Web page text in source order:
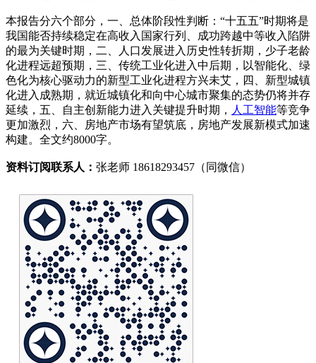
本报告分六个部分，一、总体阶段性判断：“十五五”时期将是
我国能否持续稳定在高收入国家行列、成功跨越中等收入陷阱
的最为关键时期，二、人口发展进入历史性转折期，少子老龄
化进程远超预期，三、传统工业化进入中后期，以智能化、绿
色化为核心驱动力的新型工业化进程方兴未艾，四、新型城镇
化进入成熟期，就近城镇化和向中心城市聚集的态势仍将并存
延续，五、自主创新能力进入关键提升时期， 人工智能等竞争
更加激烈，六、房地产市场有望筑底，房地产发展新模式加速
构建。全文约8000字。
资料订阅联系人： 张老师 18618293457（同微信）